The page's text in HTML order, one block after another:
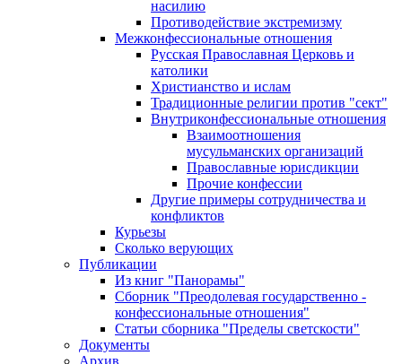
насилию
Противодействие экстремизму
Межконфессиональные отношения
Русская Православная Церковь и
католики
Христианство и ислам
Традиционные религии против "сект"
Внутриконфессиональные отношения
Взаимоотношения
мусульманских организаций
Православные юрисдикции
Прочие конфессии
Другие примеры сотрудничества и
конфликтов
Курьезы
Сколько верующих
Публикации
Из книг "Панорамы"
Сборник "Преодолевая государственно -
конфессиональные отношения"
Статьи сборника "Пределы светскости"
Документы
Архив